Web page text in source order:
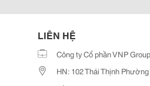
LIÊN HỆ
Công ty Cổ phần VNP Group
HN: 102 Thái Thịnh